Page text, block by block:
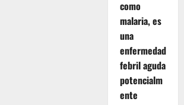
como
malaria, es
una
enfermedad
febril aguda
potencialm
ente